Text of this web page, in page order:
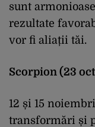
sunt
rezultate
vor fi aliații tăi.
Scorpion (23
12 și 15
transformări și